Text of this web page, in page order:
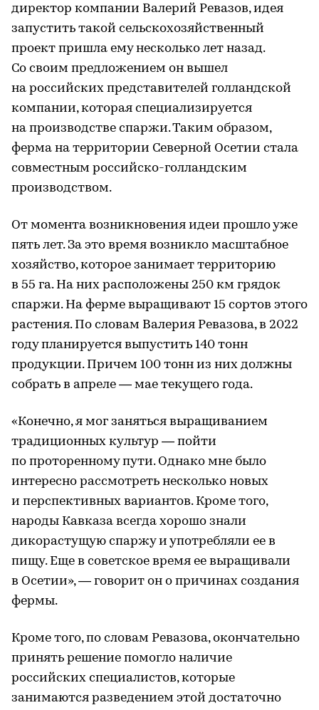
директор компании Валерий Ревазов, идея
запустить такой сельскохозяйственный
проект пришла ему несколько лет назад.
Со своим предложением он вышел
на российских представителей голландской
компании, которая специализируется
на производстве спаржи. Таким образом,
ферма на территории Северной Осетии стала
совместным российско-голландским
производством.
От момента возникновения идеи прошло уже
пять лет. За это время возникло масштабное
хозяйство, которое занимает территорию
в 55 га. На них расположены 250 км грядок
спаржи. На ферме выращивают 15 сортов этого
растения. По словам Валерия Ревазова, в 2022
году планируется выпустить 140 тонн
продукции. Причем 100 тонн из них должны
собрать в апреле — мае текущего года.
«Конечно, я мог заняться выращиванием
традиционных культур — пойти
по проторенному пути. Однако мне было
интересно рассмотреть несколько новых
и перспективных вариантов. Кроме того,
народы Кавказа всегда хорошо знали
дикорастущую спаржу и употребляли ее в
пищу. Еще в советское время ее выращивали
в Осетии», — говорит он о причинах создания
фермы.
Кроме того, по словам Ревазова, окончательно
принять решение помогло наличие
российских специалистов, которые
занимаются разведением этой достаточно